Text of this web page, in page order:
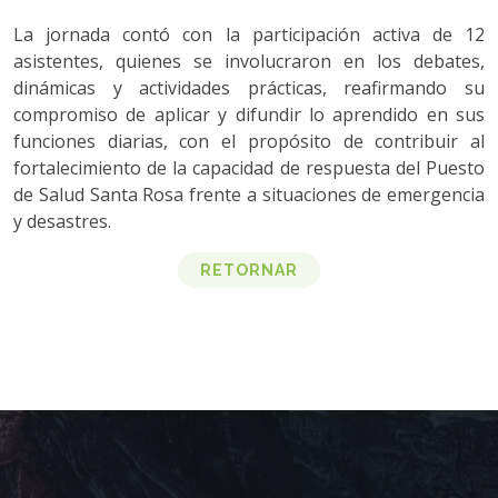
La jornada contó con la participación activa de 12
asistentes, quienes se involucraron en los debates,
dinámicas y actividades prácticas, reafirmando su
compromiso de aplicar y difundir lo aprendido en sus
funciones diarias, con el propósito de contribuir al
fortalecimiento de la capacidad de respuesta del Puesto
de Salud Santa Rosa frente a situaciones de emergencia
y desastres.
RETORNAR